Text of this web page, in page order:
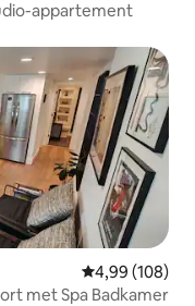
appartement
Gemiddelde
4,99 (108)
met Spa Badkamer